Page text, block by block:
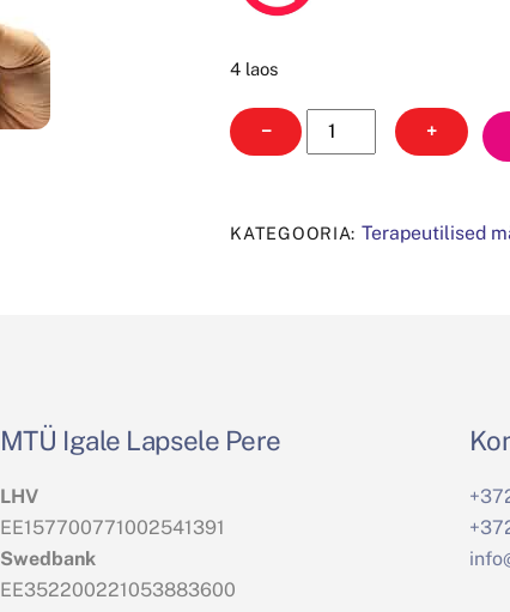
4 laos
−
Pehme
loomake
+
KATEGOORIA: Terapeutilised
MTÜ Igale Lapsele Pere
LHV
EE157700771002541391
Swedbank
EE352200221053883600